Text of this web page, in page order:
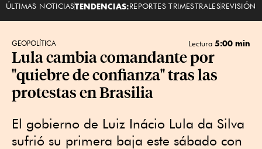
ÚLTIMAS NOTICIASTENDENCIAS:REPORTES TRIMESTRALESREVISIÓN
GEOPOLÍTICA Lectura 5:00 min
Lula cambia comandante por
"quiebre de confianza" tras las
protestas en Brasilia
El gobierno de Luiz Inácio Lula da Silva
sufrió su primera baja este sábado con